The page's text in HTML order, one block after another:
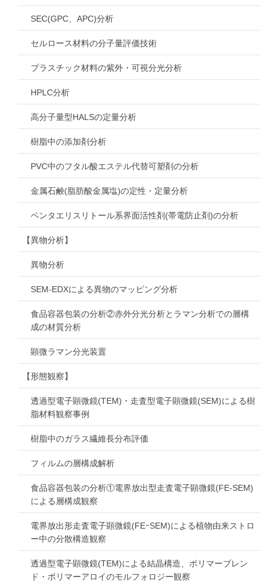
SEC(GPC、APC)分析
セルロース材料の分子量評価技術
プラスチック材料の紫外・可視分光分析
HPLC分析
高分子量型HALSの定量分析
樹脂中の添加剤分析
PVC中のフタル酸エステル代替可塑剤の分析
金属石鹸(脂肪酸金属塩)の定性・定量分析
ペンタエリスリトール系界面活性剤(帯電防止剤)の分析
【異物分析】
異物分析
SEM-EDXによる異物のマッピング分析
食品容器包装の分析②赤外分光分析とラマン分析での層構
成の材質分析
顕微ラマン分光装置
【形態観察】
透過型電子顕微鏡(TEM)・走査型電子顕微鏡(SEM)による樹
脂材料観察事例
樹脂中のガラス繊維長分布評価
フィルムの層構成解析
食品容器包装の分析①電界放出型走査電子顕微鏡(FE-SEM)
による層構成観察
電界放出形走査電子顕微鏡(FEｰSEM)による植物由来ストロ
ー中の分散構造観察
透過型電子顕微鏡(TEM)による結晶構造、ポリマーブレン
ド・ポリマーアロイのモルフォロジー観察